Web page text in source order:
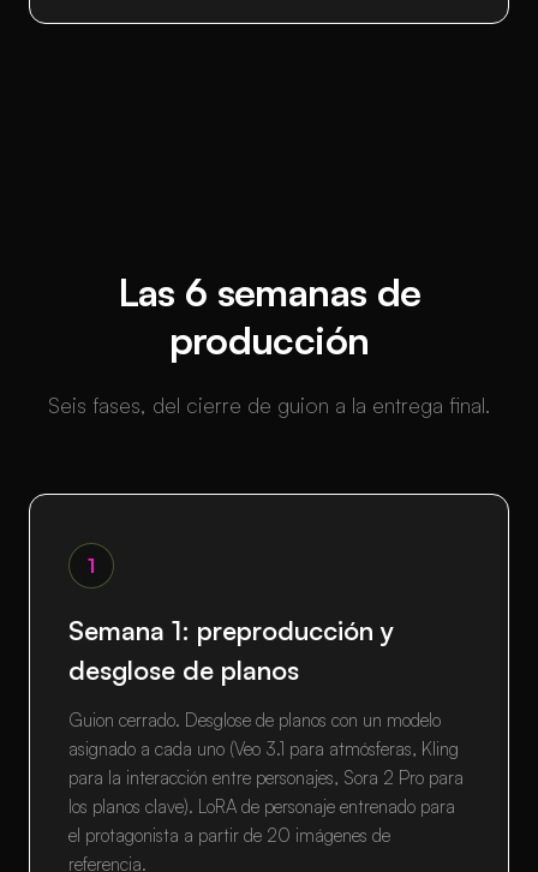
Las 6 semanas de
producción
Seis fases, del cierre de guion a la entrega final.
1
Semana 1: preproducción y
desglose de planos
Guion cerrado. Desglose de planos con un modelo
asignado a cada uno (Veo 3.1 para atmósferas, Kling
para la interacción entre personajes, Sora 2 Pro para
los planos clave). LoRA de personaje entrenado para
el protagonista a partir de 20 imágenes de
referencia.